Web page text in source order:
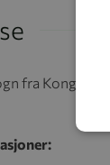
fra Konges